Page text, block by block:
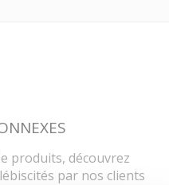
produits, découvrez
par nos clients